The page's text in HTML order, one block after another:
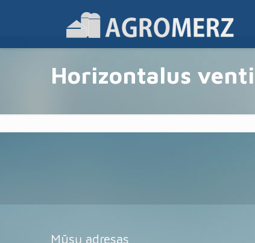
Horizontalus
Mūsų adresas